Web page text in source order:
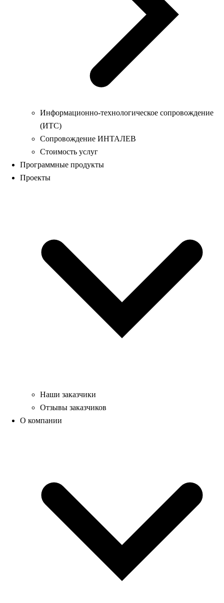
Информационно-технологическое сопровождение
(ИТС)
Сопровождение ИНТАЛЕВ
Стоимость услуг
Программные продукты
Проекты
Наши заказчики
Отзывы заказчиков
О компании